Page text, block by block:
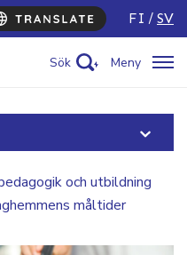
FI SV
Sök Meny
och utbildning
måltider